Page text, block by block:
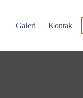
Galeri Kontak